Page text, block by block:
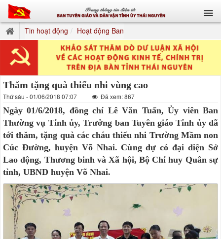
Tin hoạt động Hoạt động Ban
Thăm tặng quà thiếu nhi vùng cao
Thứ sáu - 01/06/2018 07:07 Đã xem: 867
Ngày 01/6/2018, đồng chí Lê Văn Tuấn, Ủy viên Ban
Thường vụ Tỉnh ủy, Trưởng ban Tuyên giáo Tỉnh ủy đã
tới thăm, tặng quà các cháu thiếu nhi Trường Mầm non
Cúc Đường, huyện Võ Nhai. Cùng dự có đại diện Sở
Lao động, Thương binh và Xã hội, Bộ Chỉ huy Quân sự
tỉnh, UBND huyện Võ Nhai.